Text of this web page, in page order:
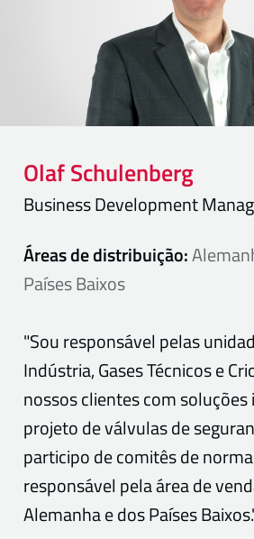
OlafSchulenberg
Business Development
Áreas de distribuição:
Países Baixos
"Sou responsável pelas
Indústria, Gases Técnicos e
nossos clientes com soluções
projeto de válvulas de
participo de comitês de
responsável pela área de
Alemanha e dos Países